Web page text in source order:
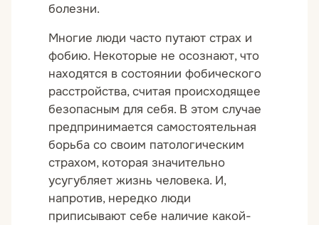
болезни.
Многие люди часто путают страх и
фобию. Некоторые не осознают, что
находятся в состоянии фобического
расстройства, считая происходящее
безопасным для себя. В этом случае
предпринимается самостоятельная
борьба со своим патологическим
страхом, которая значительно
усугубляет жизнь человека. И,
напротив, нередко люди
приписывают себе наличие какой-